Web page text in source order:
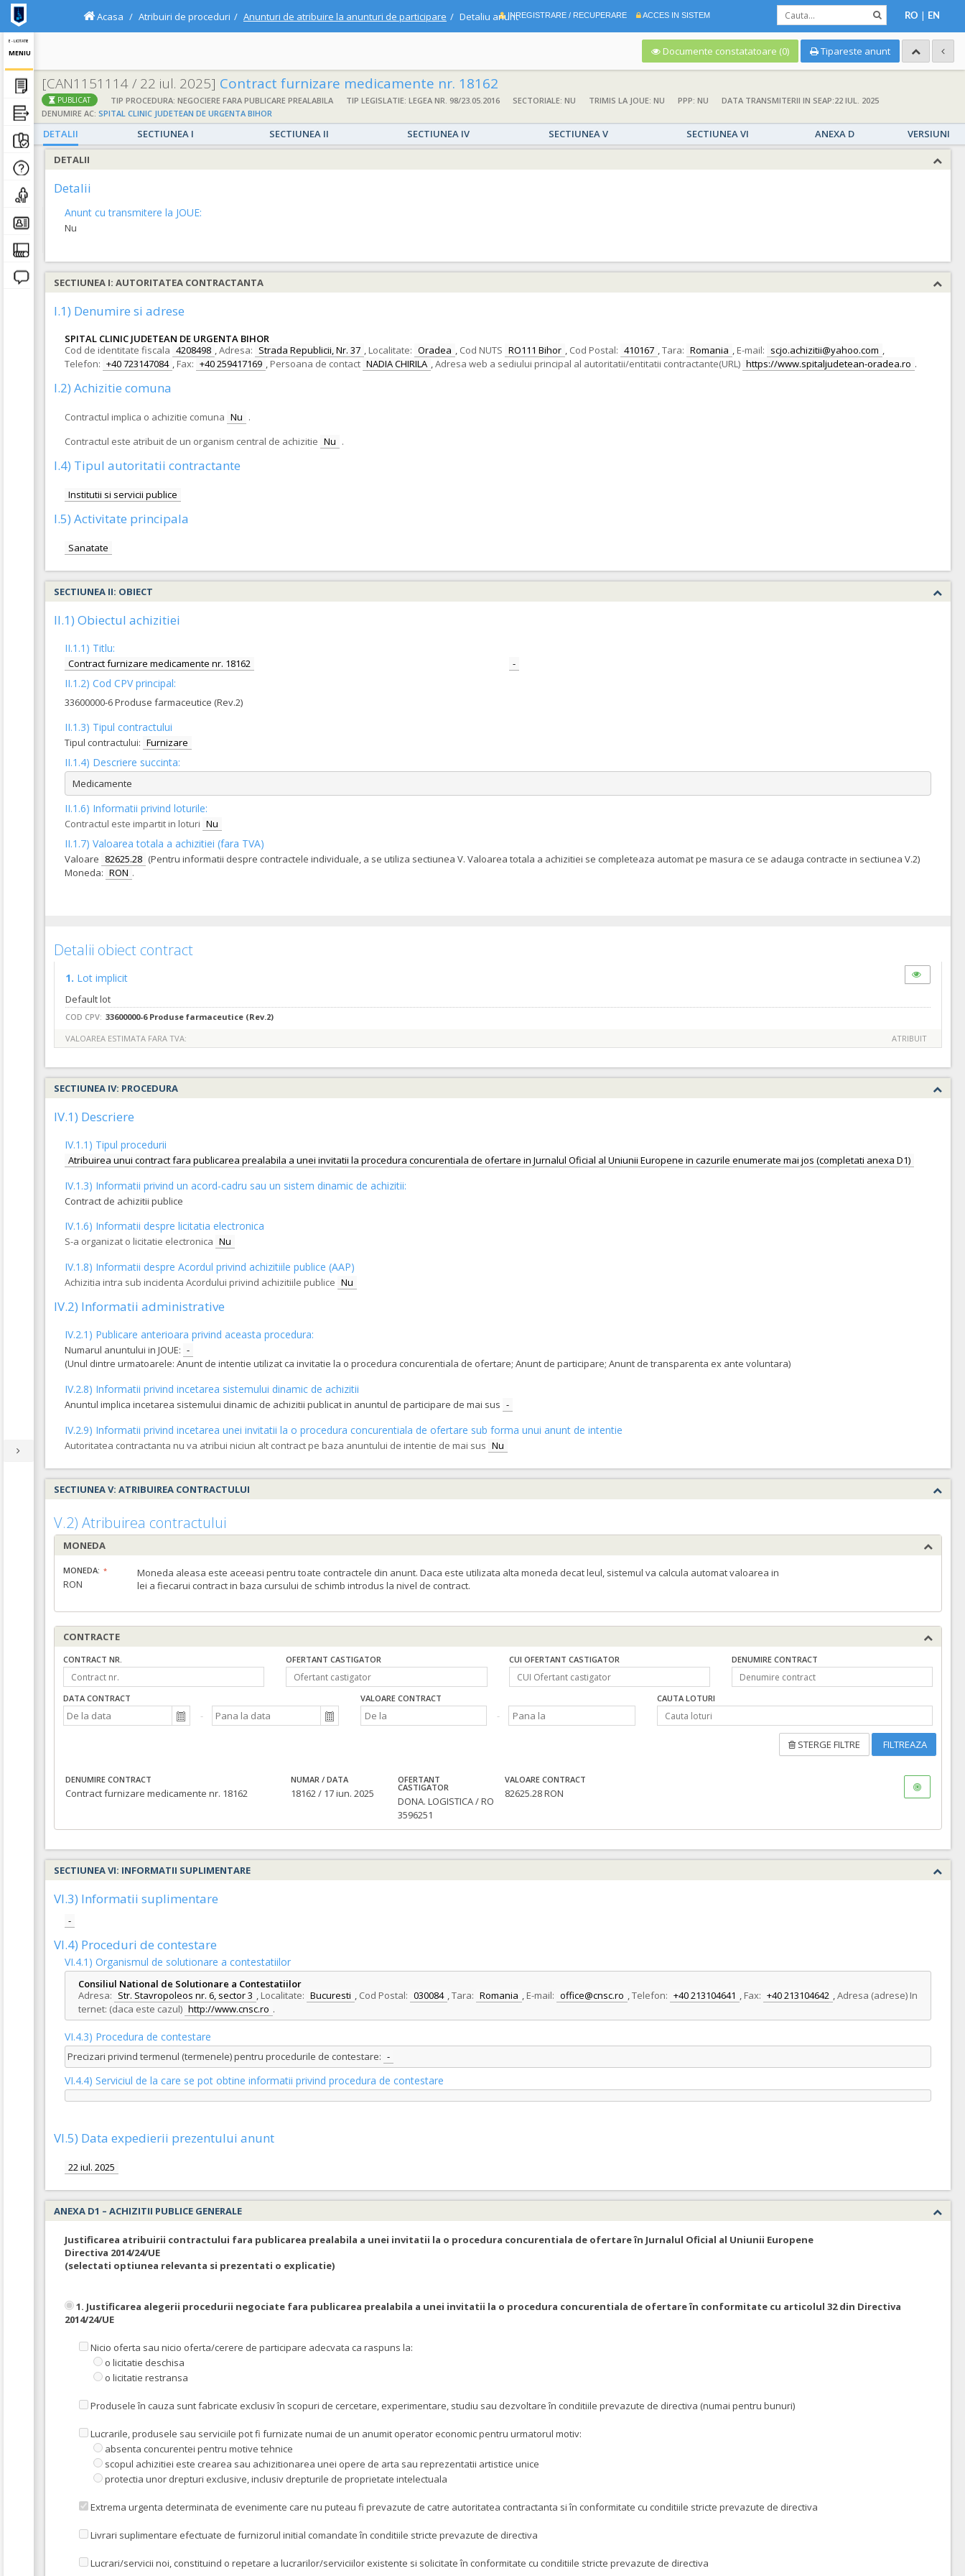
E - LICITATIE
MENIU
INREGISTRARE / RECUPERARE ACCES IN SISTEM RO | EN
Acasa Atribuiri de proceduri Anunturi de atribuire la anunturi de participare Detaliu anunt
Documente constatatoare (0) Tipareste anunt
[CAN1151114 / 22 iul. 2025] Contract furnizare medicamente nr. 18162
PUBLICAT TIP PROCEDURA: NEGOCIERE FARA PUBLICARE PREALABILA TIP LEGISLATIE: LEGEA NR. 98/23.05.2016 SECTORIALE: NU TRIMIS LA JOUE: NU PPP: NU
DATA TRANSMITERII IN SEAP:22 IUL. 2025
DENUMIRE AC: SPITAL CLINIC JUDETEAN DE URGENTA BIHOR
DETALII SECTIUNEA I SECTIUNEA II SECTIUNEA IV SECTIUNEA V SECTIUNEA VI ANEXA D
VERSIUNI
DETALII
Detalii
Anunt cu transmitere la JOUE:
Nu
SECTIUNEA I: AUTORITATEA CONTRACTANTA
I.1) Denumire si adrese
SPITAL CLINIC JUDETEAN DE URGENTA BIHOR
Cod de identitate fiscala 4208498 ,Adresa: Strada Republicii, Nr. 37 , Localitate: Oradea , Cod NUTS RO111 Bihor , Cod Postal: 410167 ,Tara: Romania , E-mail: scjo.achizitii@yahoo.com ,
Telefon: +40 723147084 , Fax: +40 259417169 , Persoana de contact NADIA CHIRILA ,Adresa web a sediului principal al autoritatii/entitatii contractante(URL) https://www.spitaljudetean-oradea.ro .
I.2) Achizitie comuna
Contractul implica o achizitie comuna Nu .
Contractul este atribuit de un organism central de achizitie Nu .
I.4) Tipul autoritatii contractante
Institutii si servicii publice
I.5) Activitate principala
Sanatate
SECTIUNEA II: OBIECT
II.1) Obiectul achizitiei
II.1.1) Titlu:
Contract furnizare medicamente nr. 18162 -
II.1.2) Cod CPV principal:
33600000-6 Produse farmaceutice (Rev.2)
II.1.3) Tipul contractului
Tipul contractului: Furnizare
II.1.4) Descriere succinta:
Medicamente
II.1.6) Informatii privind loturile:
Contractul este impartit in loturi Nu
II.1.7) Valoarea totala a achizitiei (fara TVA)
Valoare 82625.28 (Pentru informatii despre contractele individuale, a se utiliza sectiunea V. Valoarea totala a achizitiei se completeaza automat pe masura ce se adauga contracte in sectiunea V.2)
Moneda: RON .
Detalii obiect contract
1. Lot implicit
Default lot
COD CPV: 33600000-6 Produse farmaceutice (Rev.2)
VALOAREA ESTIMATA FARA TVA:
ATRIBUIT
SECTIUNEA IV: PROCEDURA
IV.1) Descriere
IV.1.1) Tipul procedurii
Atribuirea unui contract fara publicarea prealabila a unei invitatii la procedura concurentiala de ofertare in Jurnalul Oficial al Uniunii Europene in cazurile enumerate mai jos (completati anexa D1)
IV.1.3) Informatii privind un acord-cadru sau un sistem dinamic de achizitii:
Contract de achizitii publice
IV.1.6) Informatii despre licitatia electronica
S-a organizat o licitatie electronica Nu
IV.1.8) Informatii despre Acordul privind achizitiile publice (AAP)
Achizitia intra sub incidenta Acordului privind achizitiile publice Nu
IV.2) Informatii administrative
IV.2.1) Publicare anterioara privind aceasta procedura:
Numarul anuntului in JOUE: -
(Unul dintre urmatoarele: Anunt de intentie utilizat ca invitatie la o procedura concurentiala de ofertare; Anunt de participare; Anunt de transparenta ex ante voluntara)
IV.2.8) Informatii privind incetarea sistemului dinamic de achizitii
Anuntul implica incetarea sistemului dinamic de achizitii publicat in anuntul de participare de mai sus -
IV.2.9) Informatii privind incetarea unei invitatii la o procedura concurentiala de ofertare sub forma unui anunt de intentie
Autoritatea contractanta nu va atribui niciun alt contract pe baza anuntului de intentie de mai sus Nu
SECTIUNEA V: ATRIBUIREA CONTRACTULUI
V.2) Atribuirea contractului
MONEDA
MONEDA:
RON
Moneda aleasa este aceeasi pentru toate contractele din anunt. Daca este utilizata alta moneda decat leul, sistemul va calcula automat valoarea in
lei a fiecarui contract in baza cursului de schimb introdus la nivel de contract.
CONTRACTE
CONTRACT NR. OFERTANT CASTIGATOR CUI OFERTANT CASTIGATOR DENUMIRE CONTRACT
DATA CONTRACT VALOARE CONTRACT CAUTA LOTURI
STERGE FILTRE FILTREAZA
DENUMIRE CONTRACT
Contract furnizare medicamente nr. 18162
NUMAR / DATA
18162 / 17 iun. 2025
OFERTANT
CASTIGATOR
DONA. LOGISTICA / RO
3596251
VALOARE CONTRACT
82625.28 RON
SECTIUNEA VI: INFORMATII SUPLIMENTARE
VI.3) Informatii suplimentare
-
VI.4) Proceduri de contestare
VI.4.1) Organismul de solutionare a contestatiilor
Consiliul National de Solutionare a Contestatiilor
Adresa: Str. Stavropoleos nr. 6, sector 3 , Localitate: Bucuresti , Cod Postal: 030084 ,Tara: Romania , E-mail: office@cnsc.ro ,Telefon: +40 213104641 , Fax: +40 213104642 ,Adresa (adrese) In
ternet: (daca este cazul) http://www.cnsc.ro .
VI.4.3) Procedura de contestare
Precizari privind termenul (termenele) pentru procedurile de contestare: -
VI.4.4) Serviciul de la care se pot obtine informatii privind procedura de contestare
VI.5) Data expedierii prezentului anunt
22 iul. 2025
ANEXA D1 – ACHIZITII PUBLICE GENERALE
Justificarea atribuirii contractului fara publicarea prealabila a unei invitatii la o procedura concurentiala de ofertare în Jurnalul Oficial al Uniunii Europene
Directiva 2014/24/UE
(selectati optiunea relevanta si prezentati o explicatie)
1. Justificarea alegerii procedurii negociate fara publicarea prealabila a unei invitatii la o procedura concurentiala de ofertare în conformitate cu articolul 32 din Directiva
2014/24/UE
Nicio oferta sau nicio oferta/cerere de participare adecvata ca raspuns la:
o licitatie deschisa
o licitatie restransa
Produsele în cauza sunt fabricate exclusiv în scopuri de cercetare, experimentare, studiu sau dezvoltare în conditiile prevazute de directiva (numai pentru bunuri)
Lucrarile, produsele sau serviciile pot fi furnizate numai de un anumit operator economic pentru urmatorul motiv:
absenta concurentei pentru motive tehnice
scopul achizitiei este crearea sau achizitionarea unei opere de arta sau reprezentatii artistice unice
protectia unor drepturi exclusive, inclusiv drepturile de proprietate intelectuala
Extrema urgenta determinata de evenimente care nu puteau fi prevazute de catre autoritatea contractanta si în conformitate cu conditiile stricte prevazute de directiva
Livrari suplimentare efectuate de furnizorul initial comandate în conditiile stricte prevazute de directiva
Lucrari/servicii noi, constituind o repetare a lucrarilor/serviciilor existente si solicitate în conformitate cu conditiile stricte prevazute de directiva